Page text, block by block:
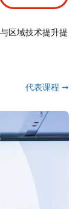
区域技术提升提
代表课程 ➞